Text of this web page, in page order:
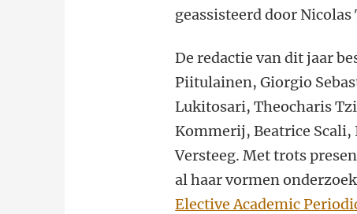
geassisteerd door Nicolas
De redactie van dit jaar
Piitulainen, Giorgio
Lukitosari, Theocharis
Kommerij, Beatrice Scali,
Versteeg. Met trots
al haar vormen
Elective Academic